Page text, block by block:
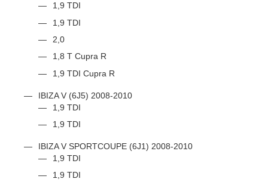
1,9 TDI
1,9 TDI
2,0
1,8 T Cupra R
1,9 TDI Cupra R
IBIZA V (6J5) 2008-2010
1,9 TDI
1,9 TDI
IBIZA V SPORTCOUPE (6J1) 2008-2010
1,9 TDI
1,9 TDI